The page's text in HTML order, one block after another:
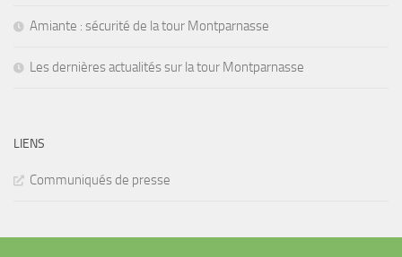
Amiante : sécurité de la tour Montparnasse
Les dernières actualités sur la tour Montparnasse
LIENS
Communiqués de presse